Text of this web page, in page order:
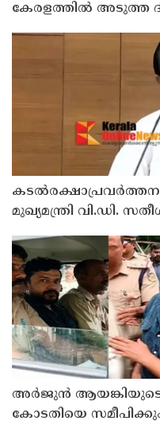
കേരളത്തിൽ അടുത്ത
ശക്തമായേക്കും
മുഖ്യമന്ത്രി വി.ഡി.
അർജുൻ ആയങ്കിയുടെ
കോടതിയെ